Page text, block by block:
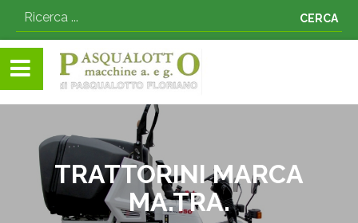
CERCA
TRATTORINI MARCA
MA.TRA.